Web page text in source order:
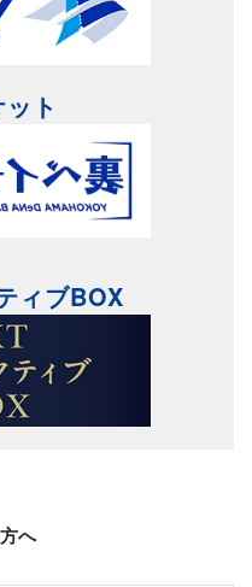
ト
ィブBOX
へ